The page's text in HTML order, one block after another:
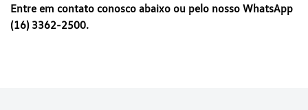
Entre em contato conosco abaixo ou pelo nosso WhatsApp
(16) 3362-2500.